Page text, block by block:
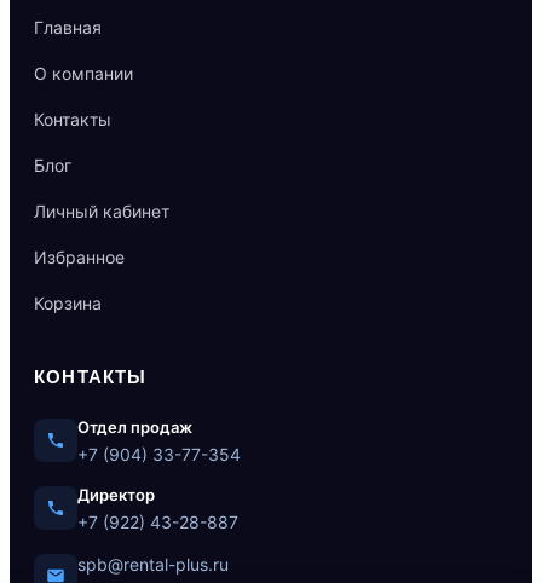
Главная
О компании
Контакты
Блог
Личный кабинет
Избранное
Корзина
КОНТАКТЫ
Отдел продаж
+7 (904) 33-77-354
Директор
+7 (922) 43-28-887
spb@rental-plus.ru